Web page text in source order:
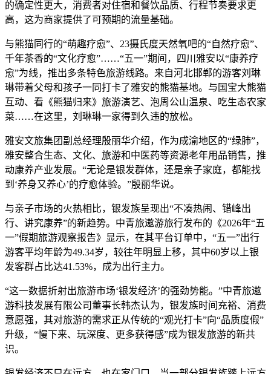
的确定性更大，消费者对住宿和餐饮品质、行程节奏要求更
高，这为商家提供了可预期的流量基础。
与熊猫同行的“萌趣疗愈”、23摄氏度天然氧吧的“自然疗愈”、
千年茶香的“文化疗愈”……“五一”期间，四川雅安以“康养疗
愈”为线，推出多条特色旅游线路。来自河北邯郸的游客刘琳
琳带着父母和孩子一同打卡了雅安的熊猫基地。与国宝大熊猫
互动、看《熊猫归来》旅游演艺、泡周公山温泉、吃生态农家
菜……在这里，刘琳琳一家得到久违的放松。
雅安文旅集团副总经理殷丽华介绍，作为成渝地区的“绿肺”，
雅安整合生态、文化、旅游和中医药等资源老年用品销售，推
动康养产业发展。“无论是银发群体，还是亲子家庭，都能找
到‘养身又养心’的疗愈体验。”殷丽华说。
与亲子市场的火热相比，银发族呈现出“不凑热闹、错峰出
行、讲究康养”的新趋势。中青旅遨游旅行发布的《2026年“五
一”假期旅游观察报告》显示，在其平台订单中，“五一”出行
游客平均年龄为49.34岁，较往年明显上移，其中60岁以上银
发客群占比达41.53%，成为出行主力。
“这一数据折射出旅游市场‘银发经济’的强劲势能。”中青旅遨
游科技发展有限公司董事长韩杰认为，银发族时间充裕、消费
意愿强，其对旅游的需求正从传统的“观光打卡”向“品质度假”
升级，“慢下来、玩深度、更多获得感”成为银发旅游的新共
识。